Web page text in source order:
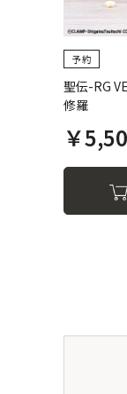
聖伝-RG
修羅
￥